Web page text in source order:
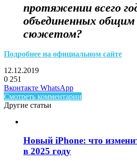
протяжении всего
объединенных общим
сюжетом?
Подробнее на официальном сайте
12.12.2019
0 251
Facebook
Twitter
LinkedIn
Вконтакте WhatsAppTelegram
Смотреть комментарии
Другие статьи
Новый iPhone: что
в 2025 году